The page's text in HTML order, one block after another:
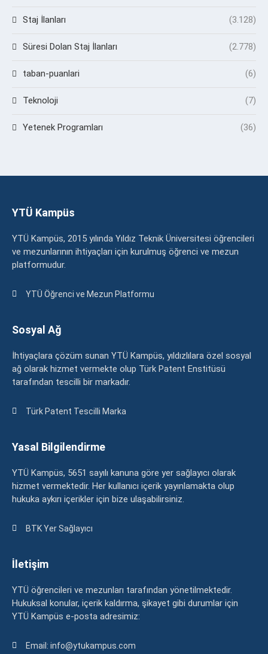
Staj İlanları (3.128)
Süresi Dolan Staj İlanları (2.778)
taban-puanlari (6)
Teknoloji (7)
Yetenek Programları (36)
YTÜ Kampüs
YTÜ Kampüs, 2015 yılında Yıldız Teknik Üniversitesi öğrencileri
ve mezunlarının ihtiyaçları için kurulmuş öğrenci ve mezun
platformudur.
YTÜ Öğrenci ve Mezun Platformu
Sosyal Ağ
İhtiyaçlara çözüm sunan YTÜ Kampüs, yıldızlılara özel sosyal
ağ olarak hizmet vermekte olup Türk Patent Enstitüsü
tarafından tescilli bir markadır.
Türk Patent Tescilli Marka
Yasal Bilgilendirme
YTÜ Kampüs, 5651 sayılı kanuna göre yer sağlayıcı olarak
hizmet vermektedir. Her kullanıcı içerik yayınlamakta olup
hukuka aykırı içerikler için bize ulaşabilirsiniz.
BTK Yer Sağlayıcı
İletişim
YTÜ öğrencileri ve mezunları tarafından yönetilmektedir.
Hukuksal konular, içerik kaldırma, şikayet gibi durumlar için
YTÜ Kampüs e-posta adresimiz:
Email: info@ytukampus.com